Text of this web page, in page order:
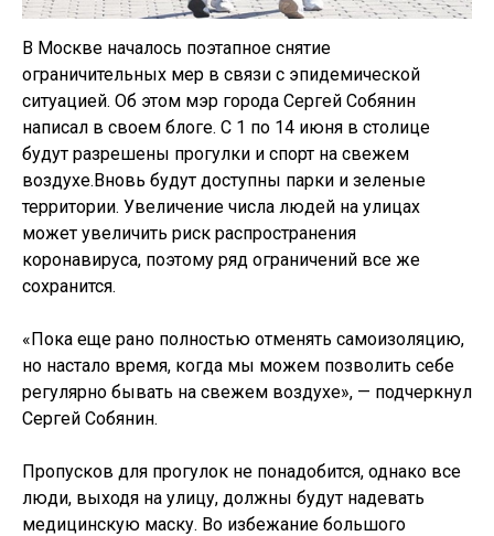
В Москве началось поэтапное снятие
ограничительных мер в связи с эпидемической
ситуацией. Об этом мэр города Сергей Собянин
написал в своем блоге. С 1 по 14 июня в столице
будут разрешены прогулки и спорт на свежем
воздухе.Вновь будут доступны парки и зеленые
территории. Увеличение числа людей на улицах
может увеличить риск распространения
коронавируса, поэтому ряд ограничений все же
сохранится.
«Пока еще рано полностью отменять самоизоляцию,
но настало время, когда мы можем позволить себе
регулярно бывать на свежем воздухе», — подчеркнул
Сергей Собянин.
Пропусков для прогулок не понадобится, однако все
люди, выходя на улицу, должны будут надевать
медицинскую маску. Во избежание большого